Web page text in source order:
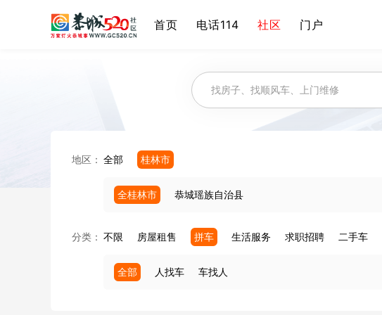
首页 电话114 社区 门户
地区： 全部 桂林市
全桂林市 恭城瑶族自治县
分类： 不限 房屋租售 拼车 生活服务 求职招聘 二手车
全部 人找车 车找人